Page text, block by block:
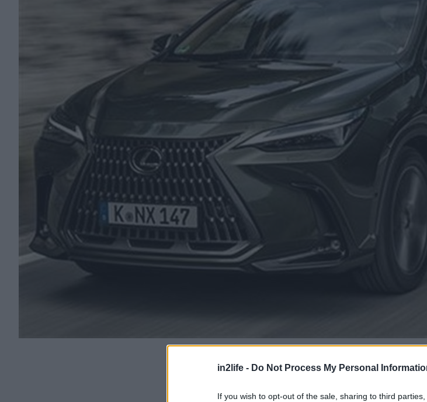
in2life - Do Not Process My Personal
If you wish to opt-out of the sale, sharing to third